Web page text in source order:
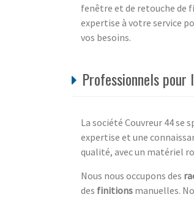
fenêtre et de retouche
expertise à votre service
vos besoins.
Professionnels
La société Couvreur 44 se
expertise et une
qualité, avec un matériel
Nous nous occupons des
des finitions manuelles.